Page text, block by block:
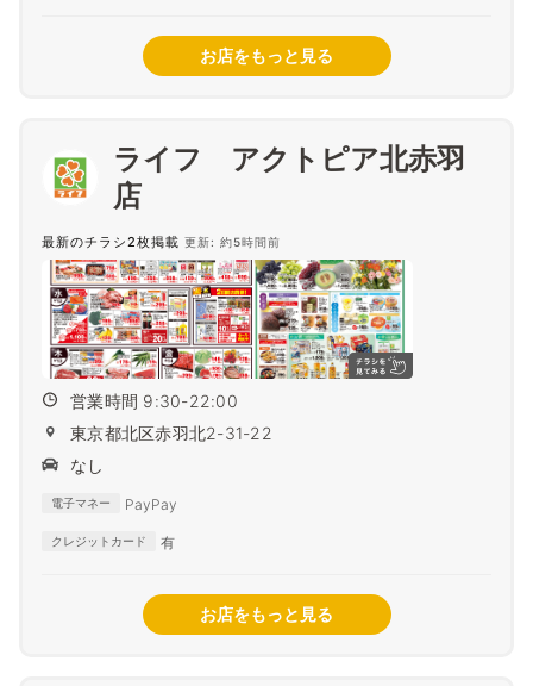
お店をもっと見る
ライフ アクトピア北赤羽
店
最新のチラシ2枚掲載 更新: 約5時間前
営業時間 9:30-22:00
東京都北区赤羽北2-31-22
なし
電子マネー PayPay
クレジットカード 有
お店をもっと見る